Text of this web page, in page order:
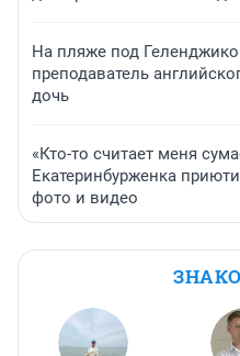
На пляже под
преподаватель
дочь
«Кто-то считает меня
Екатеринбурженка
фото и видео